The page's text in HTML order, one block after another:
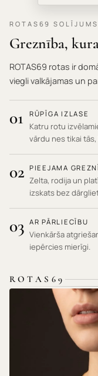
ROTAS69 SOLĪJUMS
Greznība,
ROTAS69 rotas ir
viegli valkājamas un
01 RŪPĪGA IZLASE
Katru rotu
vārdu nes tikai
02 PIEEJAMA
Zelta, rodija un
izskats bez
03 AR PĀRLIECĪBU
Vienkārša
iepērcies mierīgi.
ROTAS69